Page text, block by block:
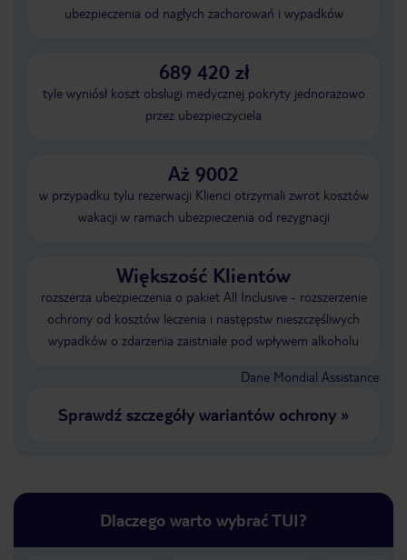
ubezpieczenia od nagłych zachorowań i wypadków
689 420 zł
tyle wyniósł koszt obsługi medycznej pokryty jednorazowo
przez ubezpieczyciela
Aż 9002
w przypadku tylu rezerwacji Klienci otrzymali zwrot kosztów
wakacji w ramach ubezpieczenia od rezygnacji
Większość Klientów
rozszerza ubezpieczenia o pakiet All Inclusive - rozszerzenie
ochrony od kosztów leczenia i następstw nieszczęśliwych
wypadków o zdarzenia zaistniałe pod wpływem alkoholu
Dane Mondial Assistance
Sprawdź szczegóły wariantów ochrony»
Dlaczego warto wybrać TUI?